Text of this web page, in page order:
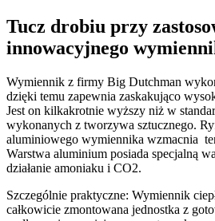
Tucz drobiu przy
innowacyjnego
Wymiennik z firmy Big Dutchman
dzięki temu zapewnia zaskakująco
Jest on kilkakrotnie wyższy niż w
wykonanych z tworzywa sztucznego.
aluminiowego wymiennika wzmacnia
Warstwa aluminium posiada specjalną
działanie amoniaku i CO2.
Szczególnie praktyczne: Wymiennik
całkowicie zmontowana jednostka z